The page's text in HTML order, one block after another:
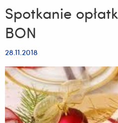
Spotkanie
BON
28.11.2018